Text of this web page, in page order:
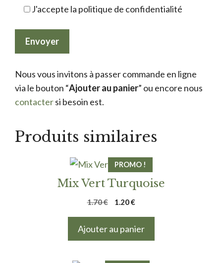
J'accepte la politique de confidentialité
Nous vous invitons à passer commande en ligne
via le bouton “Ajouter au panier” ou encore nous
contactersi besoin est.
Produits similaires
PROMO !
Mix Vert Turquoise
1.70€
Le
1.20€Le
actuel
Ajouter au panier